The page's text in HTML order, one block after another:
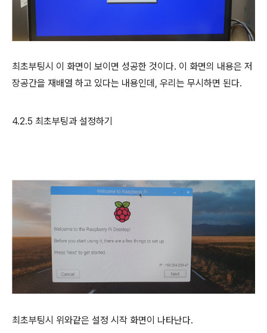
최초부팅시 이 화면이 보이면 성공한 것이다. 이 화면의 내용은 저
장공간을 재배열 하고 있다는 내용인데 , 우리는 무시하면 된다.
4.2.5 최초부팅과 설정하기
최초부팅시 위와같은 설정 시작 화면이 나타난다.